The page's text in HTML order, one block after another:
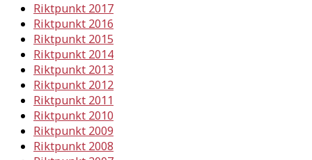
Riktpunkt 2017
Riktpunkt 2016
Riktpunkt 2015
Riktpunkt 2014
Riktpunkt 2013
Riktpunkt 2012
Riktpunkt 2011
Riktpunkt 2010
Riktpunkt 2009
Riktpunkt 2008